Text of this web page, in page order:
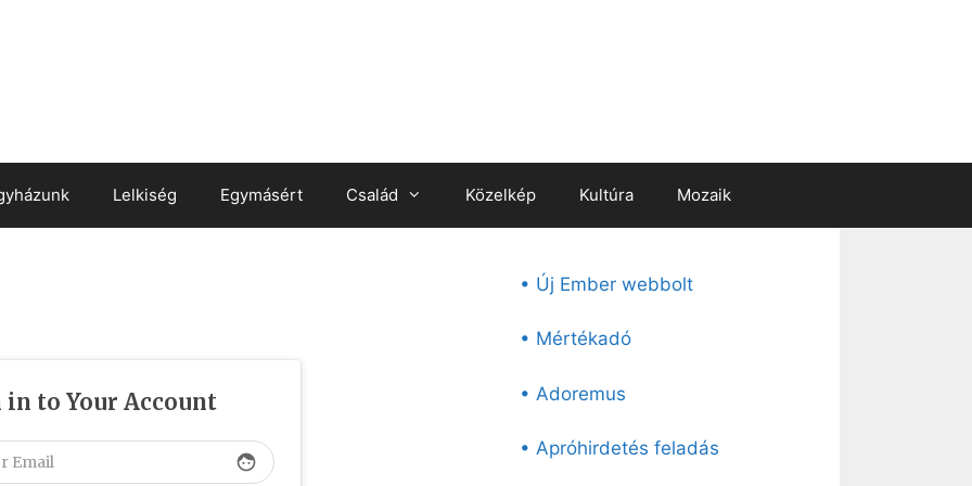
Lelkiség Egymásért Család Közelkép Kultúra Mozaik
in to Your Account
face
• Új Ember webbolt
• Mértékadó
• Adoremus
• Apróhirdetés feladás